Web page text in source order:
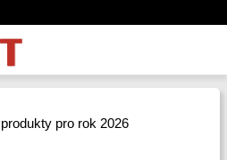
pro rok 2026